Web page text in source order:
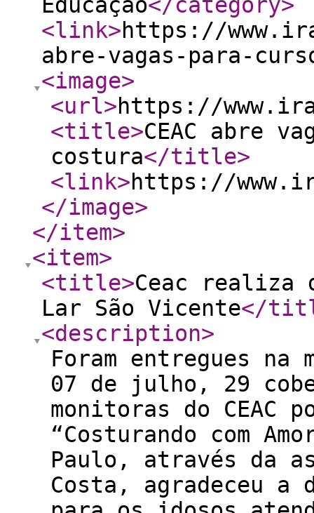
<link>https://
abre-vagas-para-
<image>
<url>https://
<title>CEAC abre
costura</title>
<link>https://
</image>
</item>
<item>
<title>Ceac realiza
Lar São Vicente</
<description>
Foram entregues
07 de julho, 29
monitoras do CEAC
“Costurando com
Paulo, através da
Costa, agradeceu a